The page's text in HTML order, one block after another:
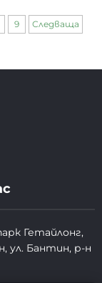
9 Следваща
Гетайлонг,
ул. Бантин, р-н